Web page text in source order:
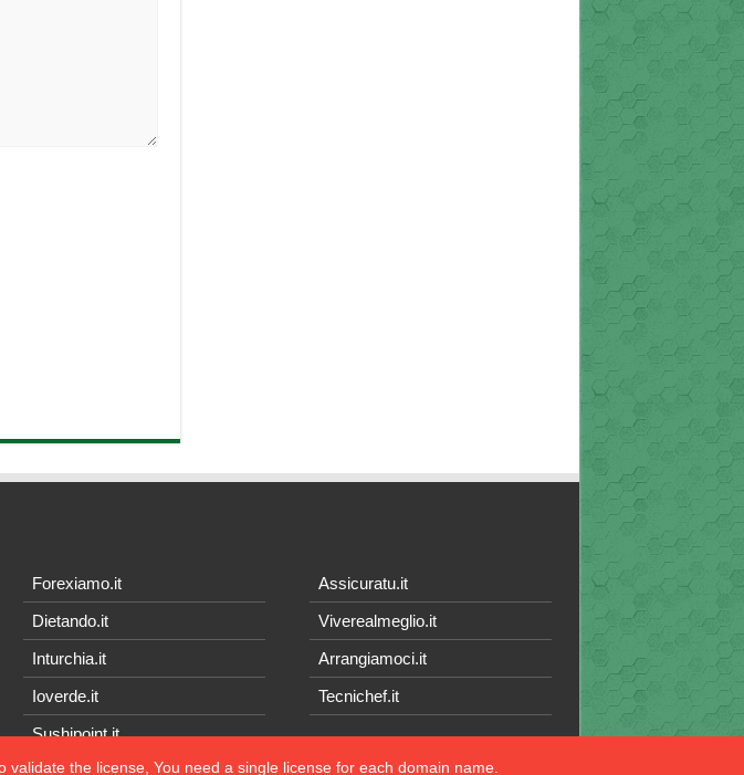
Forexiamo.it
Dietando.it
Inturchia.it
Ioverde.it
Sushipoint.it
Assicuratu.it
Viverealmeglio.it
Arrangiamoci.it
Tecnichef.it
the license, You need a single license for each domain name.